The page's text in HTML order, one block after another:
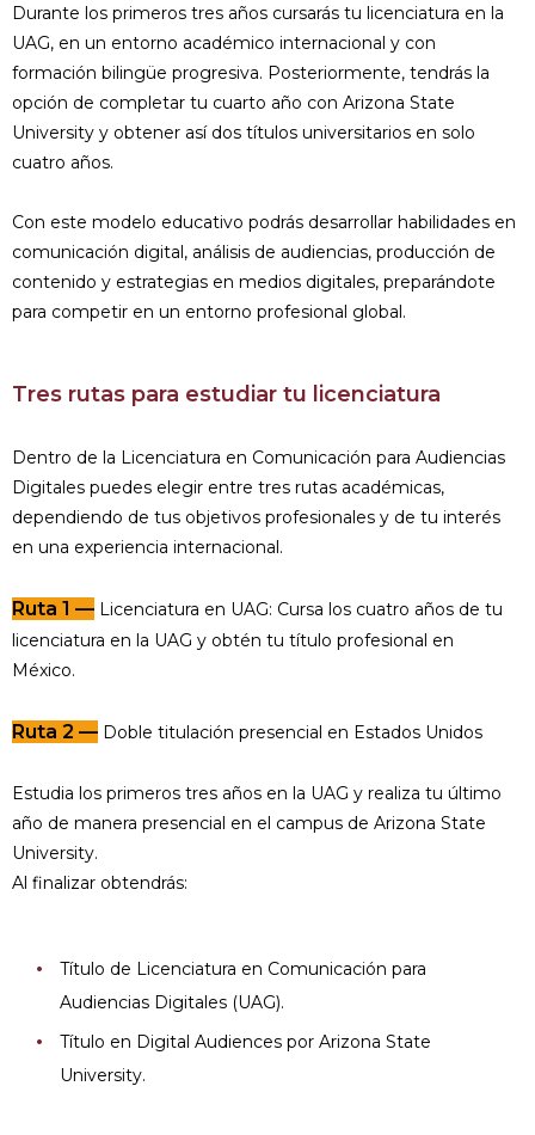
Durante los primeros tres años cursarás tu licenciatura en la
UAG, en un entorno académico internacional y con
formación bilingüe progresiva. Posteriormente, tendrás la
opción de completar tu cuarto año con Arizona State
University y obtener así dos títulos universitarios en solo
cuatro años.
Con este modelo educativo podrás desarrollar habilidades en
comunicación digital, análisis de audiencias, producción de
contenido y estrategias en medios digitales, preparándote
para competir en un entorno profesional global.
Tres rutas para estudiar tu licenciatura
Dentro de la Licenciatura en Comunicación para Audiencias
Digitales puedes elegir entre tres rutas académicas,
dependiendo de tus objetivos profesionales y de tu interés
en una experiencia internacional.
Ruta 1 — Licenciatura en UAG: Cursa los cuatro años de tu
licenciatura en la UAG y obtén tu título profesional en
México.
Ruta 2 — Doble titulación presencial en Estados Unidos
Estudia los primeros tres años en la UAG y realiza tu último
año de manera presencial en el campus de Arizona State
University.
Al finalizar obtendrás:
Título de Licenciatura en Comunicación para
Audiencias Digitales (UAG).
Título en Digital Audiences por Arizona State
University.